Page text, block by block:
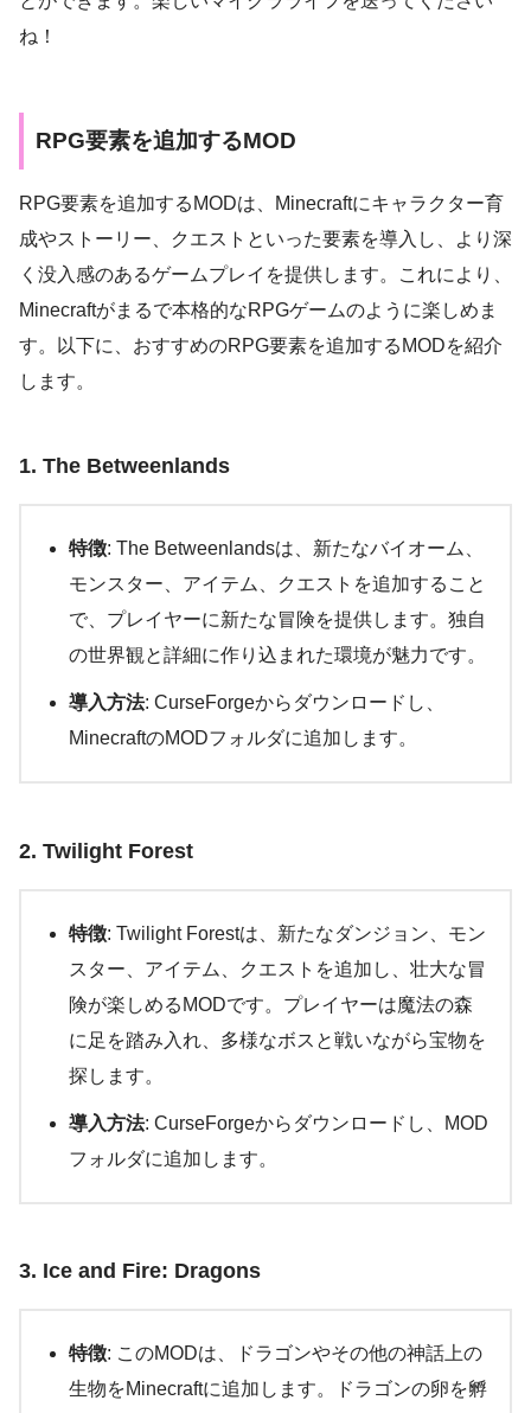
ね！
RPG要素を追加するMOD
RPG要素を追加するMODは、Minecraftにキャラクター育
成やストーリー、クエストといった要素を導入し、より深
く没入感のあるゲームプレイを提供します。これにより、
Minecraftがまるで本格的なRPGゲームのように楽しめま
す。以下に、おすすめのRPG要素を追加するMODを紹介
します。
1. The Betweenlands
特徴: The Betweenlandsは、新たなバイオーム、
モンスター、アイテム、クエストを追加すること
で、プレイヤーに新たな冒険を提供します。独自
の世界観と詳細に作り込まれた環境が魅力です。
導入方法: CurseForgeからダウンロードし、
MinecraftのMODフォルダに追加します。
2. Twilight Forest
特徴: Twilight Forestは、新たなダンジョン、モン
スター、アイテム、クエストを追加し、壮大な冒
険が楽しめるMODです。プレイヤーは魔法の森
に足を踏み入れ、多様なボスと戦いながら宝物を
探します。
導入方法: CurseForgeからダウンロードし、MOD
フォルダに追加します。
3. Ice and Fire: Dragons
特徴: このMODは、ドラゴンやその他の神話上の
生物をMinecraftに追加します。ドラゴンの卵を孵